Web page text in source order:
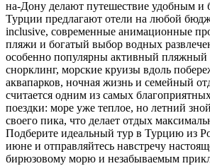
на-Дону делают путешествие удобным
Турции предлагают отели на любой
inclusive, современные анимационные
пляжи и богатый выбор водных
особенно популярны активный пляжный
снорклинг, морские круизы вдоль
аквапарков, ночная жизнь и семейный
считается одним из самых
поездки: море уже теплое, но летний
своего пика, что делает отдых
Подберите идеальный тур в Турцию из
июне и отправляйтесь навстречу
бирюзовому морю и незабываемым